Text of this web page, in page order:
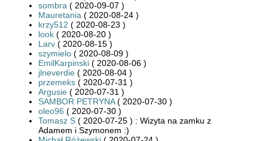
sombra ( 2020-09-07 )
Mauretania ( 2020-08-24 )
krzy512 ( 2020-08-23 )
look ( 2020-08-20 )
Larv ( 2020-08-15 )
szymielo ( 2020-08-09 )
EmilKarpinski ( 2020-08-06 )
jlneverdie ( 2020-08-04 )
przemeks ( 2020-07-31 )
Argusie ( 2020-07-31 )
SAMBOR PETRYNA( 2020-07-30 )
oleo96 ( 2020-07-30 )
Tomasz S ( 2020-07-25 ) : Wizyta na zamku z
Adamem i Szymonem :)